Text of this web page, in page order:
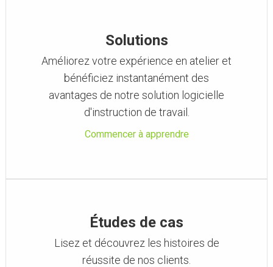
Solutions
Améliorez votre expérience en atelier et
bénéficiez instantanément des
avantages de notre solution logicielle
d'instruction de travail.
Commencer à apprendre
Études de cas
Lisez et découvrez les histoires de
réussite de nos clients.